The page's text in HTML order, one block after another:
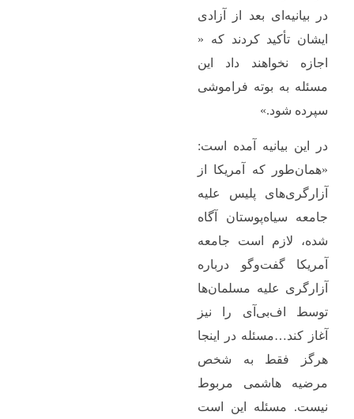
در بیانیه‌ای بعد از آزادی
ایشان تأکید کردند که «
اجازه نخواهند داد این
مسئله به بوته فراموشی
سپرده شود.»
در این بیانیه آمده است:
«همان‌طور که آمریکا از
آزارگری‌های پلیس علیه
جامعه سیاه‌پوستان آگاه
شده، لازم است جامعه
آمریکا گفت‌وگو درباره
آزارگری علیه مسلمان‌ها
توسط اف‌بی‌آی را نیز
آغاز کند…مسئله در اینجا
هرگز فقط به شخص
مرضیه هاشمی مربوط
نیست. مسئله این است